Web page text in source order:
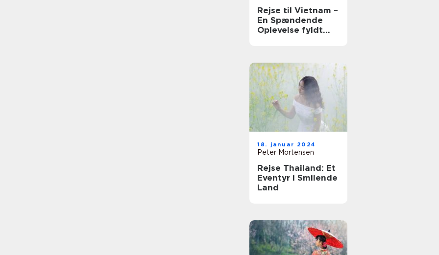
Rejse til Vietnam –
En Spændende
Oplevelse fyldt
18. januar 2024
Peter Mortensen
Rejse Thailand: Et
Eventyr i Smilende
Land